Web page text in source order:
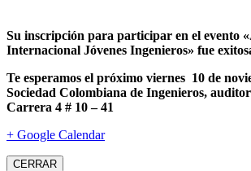
Su inscripción para participar en el evento
Internacional Jóvenes Ingenieros» fue
Te esperamos el próximo viernes 10 de
Sociedad Colombiana de Ingenieros,
Carrera 4 # 10 – 41
+ Google Calendar
CERRAR